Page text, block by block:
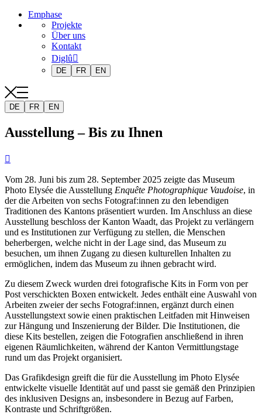
Emphase
Projekte
Über uns
Kontakt
Diglû
DE FR EN
DE FR EN
Ausstellung – Bis zu Ihnen

Vom 28. Juni bis zum 28. September 2025 zeigte das Museum
Photo Elysée die Ausstellung Enquête Photographique Vaudoise, in
der die Arbeiten von sechs Fotograf:innen zu den lebendigen
Traditionen des Kantons präsentiert wurden. Im Anschluss an diese
Ausstellung beschloss der Kanton Waadt, das Projekt zu verlängern
und es Institutionen zur Verfügung zu stellen, die Menschen
beherbergen, welche nicht in der Lage sind, das Museum zu
besuchen, um ihnen Zugang zu diesen kulturellen Inhalten zu
ermöglichen, indem das Museum zu ihnen gebracht wird.
Zu diesem Zweck wurden drei fotografische Kits in Form von per
Post verschickten Boxen entwickelt. Jedes enthält eine Auswahl von
Arbeiten zweier der sechs Fotograf:innen, ergänzt durch einen
Ausstellungstext sowie einen praktischen Leitfaden mit Hinweisen
zur Hängung und Inszenierung der Bilder. Die Institutionen, die
diese Kits bestellen, zeigen die Fotografien anschließend in ihren
eigenen Räumlichkeiten, während der Kanton Vermittlungstage
rund um das Projekt organisiert.
Das Grafikdesign greift die für die Ausstellung im Photo Elysée
entwickelte visuelle Identität auf und passt sie gemäß den Prinzipien
des inklusiven Designs an, insbesondere in Bezug auf Farben,
Kontraste und Schriftgrößen.